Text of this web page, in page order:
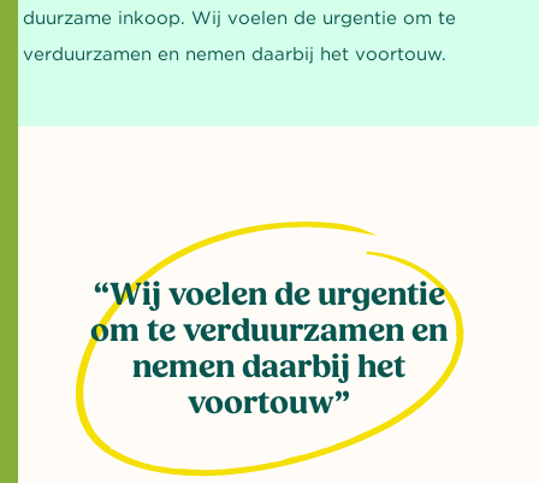
duurzame inkoop. Wij voelen de urgentie om te
verduurzamen en nemen daarbij het voortouw.
Wij voelen de urgentie
om te verduurzamen en
nemen daarbij het
voortouw